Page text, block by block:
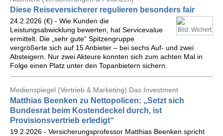
Diese Reiseversicherer regulieren besonders fair
Bild: Wichert
24.2.2026 (€) - Wie Kunden die
Leistungsabwicklung bewerten, hat Servicevalue
ermittelt. Die „sehr gute“ Spitzengruppe
vergrößerte sich auf 15 Anbieter – bei sechs Auf- und zwei
Absteigern. Nur zwei Akteure konnten sich zum achten Mal in
Folge einen Platz unter den Topanbietern sichern.
Medienspiegel (Vertrieb & Marketing) Das Investment
Matthias Beenken zu Nettopolicen: „Setzt sich
Bundesrat beim Kostendeckel durch, ist
Provisionsvertrieb erledigt“
19.2.2026 - Versicherungsprofessor Matthias Beenken spricht